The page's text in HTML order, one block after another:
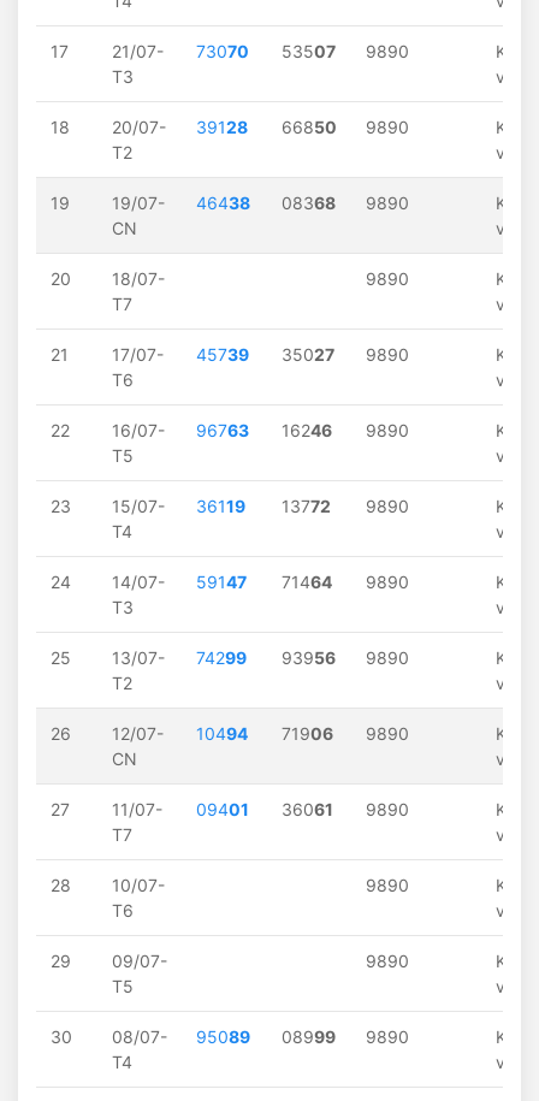
17
21/07-
T3
73070 53507 9890
về
18
20/07-
T2
39128 66850 9890
về
19
19/07-
CN
46438 08368 9890
về
20
18/07-
T7
9890
về
21
17/07-
T6
45739 35027 9890
về
22
16/07-
T5
96763 16246 9890
về
23
15/07-
T4
36119 13772 9890
về
24
14/07-
T3
59147 71464 9890
về
25
13/07-
T2
74299 93956 9890
về
26
12/07-
CN
10494 71906 9890
về
27
11/07-
T7
09401 36061 9890
về
28
10/07-
T6
9890
về
29
09/07-
T5
9890
về
30
08/07-
T4
95089 08999 9890
về